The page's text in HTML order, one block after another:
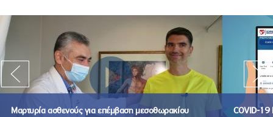
Μαρτυρία ασθενούς για επέμβαση μεσοθωρακίου COVID-19